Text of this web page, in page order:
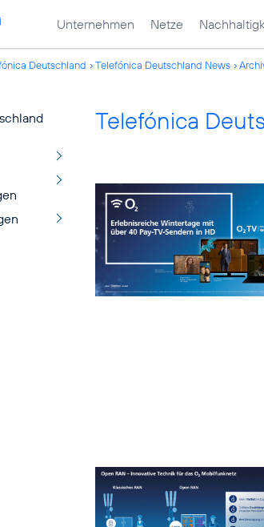
Unternehmen Netze
Deutschland Telefónica Deutschland News
Telefónica